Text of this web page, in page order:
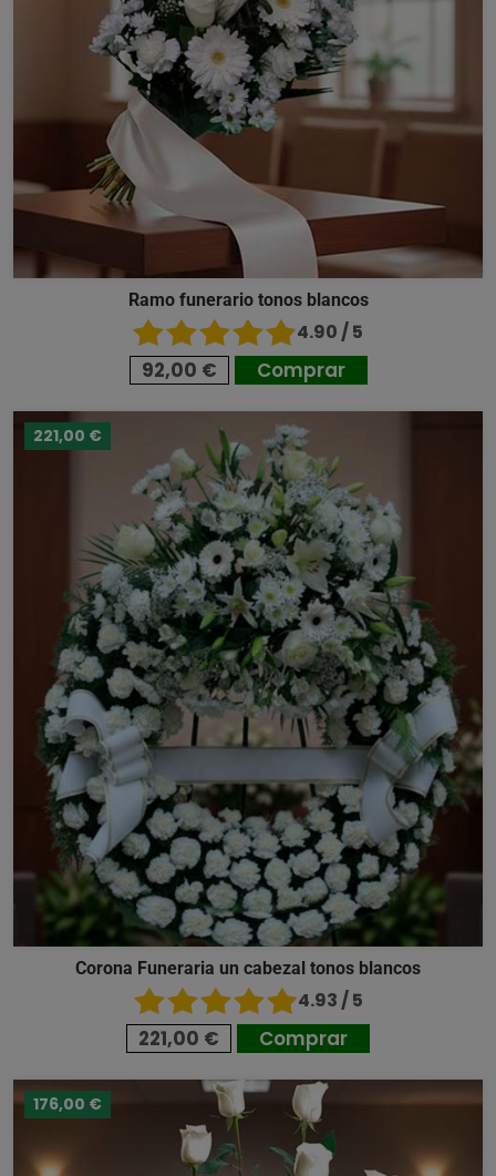
Ramo funerario tonos blancos
4.90 / 5
92,00 € Comprar
221,00 €
Corona Funeraria un cabezal tonos blancos
4.93 / 5
221,00 € Comprar
176,00 €